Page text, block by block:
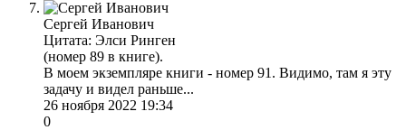
Сергей Иванович
Цитата: Элси Ринген
(номер 89 в книге).
В моем экземпляре книги - номер 91. Видимо, там я эту
задачу и видел раньше...
26 ноября 2022 19:34
0